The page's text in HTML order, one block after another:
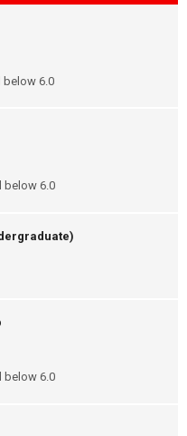
no skill below 6.0
no skill below 6.0
no skill below 6.0